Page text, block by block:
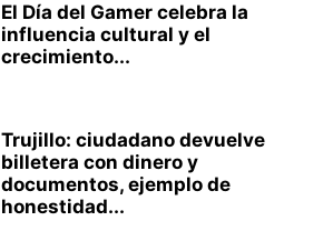
El Día del Gamer celebra la
influencia cultural y el
crecimiento...
Trujillo: ciudadano devuelve
billetera con dinero y
documentos, ejemplo de
honestidad...